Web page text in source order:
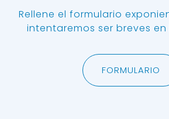
Rellene el formulario
intentaremos ser breves
FORMULARIO